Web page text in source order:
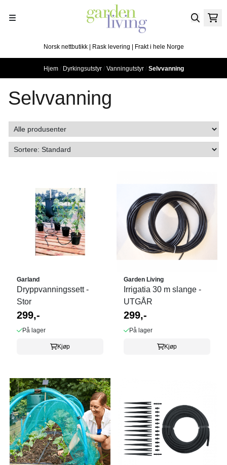
Norsk nettbutikk | Rask levering | Frakt i hele Norge
Hjem / Dyrkingsutstyr / Vanningutstyr / Selvvanning
Selvvanning
Garland
Dryppvanningssett -
Stor
299,-
På lager
Kjøp
Garden Living
Irrigatia 30 m slange -
UTGÅR
299,-
På lager
Kjøp